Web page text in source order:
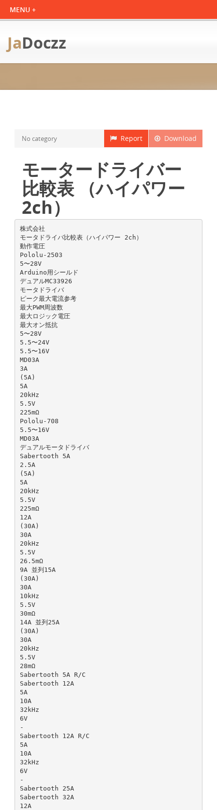
JaDoczz
Download
Report
No category
モータードライバー
比較表 （ハイパワー
2ch）
株式会社
モータドライバ⽐較表（ハイパワー 2ch）
動作電圧
Pololu-2503
5〜28V
Arduino⽤シールド
デュアルMC33926
モータドライバ
ピーク最⼤電流参考
最⼤PWM周波数
最⼤ロジック電圧
最⼤オン抵抗
5〜28V
5.5〜24V
5.5〜16V
MD03A
3A
(5A)
5A
20kHz
5.5V
225mΩ
Pololu-708
5.5〜16V
MD03A
デュアルモータドライバ
Sabertooth 5A
2.5A
(5A)
5A
20kHz
5.5V
225mΩ
12A
(30A)
30A
20kHz
5.5V
26.5mΩ
9A 並列15A
(30A)
30A
10kHz
5.5V
30mΩ
14A 並列25A
(30A)
30A
20kHz
5.5V
28mΩ
Sabertooth 5A R/C
Sabertooth 12A
5A
10A
32kHz
6V
-
Sabertooth 12A R/C
5A
10A
32kHz
6V
-
Sabertooth 25A
Sabertooth 32A
12A